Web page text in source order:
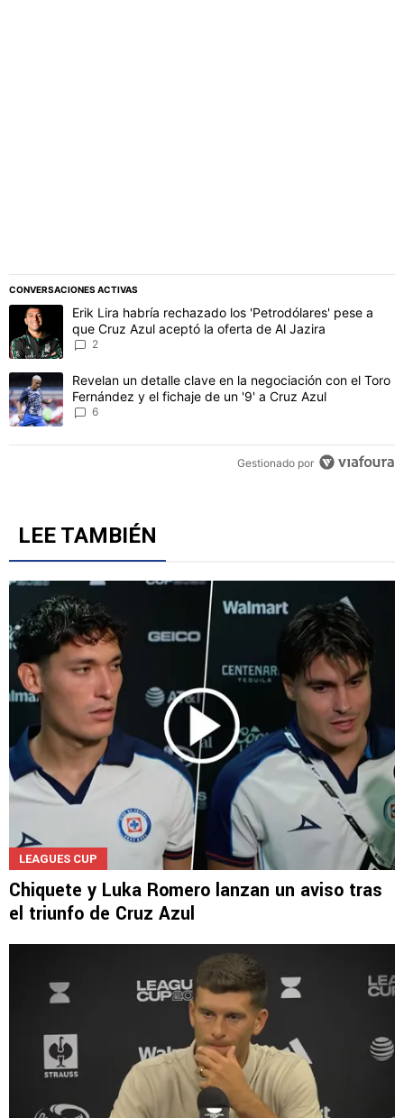
CONVERSACIONES ACTIVAS
Este listado muestra los artículos con más comentarios en los
Un artículo de tendencia con el título "Erik Lira habría rechazado
Erik Lira habría rechazado los 'Petrodólares' pese a
que Cruz Azul aceptó la oferta de Al Jazira
2
Un artículo de tendencia con el título "Revelan un detalle clave
Revelan un detalle clave en la negociación con el Toro
Fernández y el fichaje de un '9' a Cruz Azul
6
Gestionado por
LEE TAMBIÉN
LEAGUES CUP
Chiquete y Luka Romero lanzan un aviso tras
el triunfo de Cruz Azul